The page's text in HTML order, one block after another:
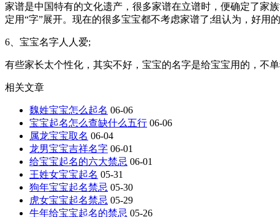
家谱是中国特有的文化遗产，很多家谱在立谱时，便确定了家
定用“字”展开。现在的很多宝宝都不考虑家谱了;组认为，好
6、宝宝名字人人爱;
有些家长太个性化，其实不好，宝宝的名字是给宝宝用的，不
相关文章
魏姓宝宝怎么起名 06-06
宝宝起名怎么查缺什么五行 06-06
属龙宝宝取名 06-04
龙男宝宝吉祥名字 06-01
给宝宝起名的六大禁忌 06-01
王姓女宝宝起名 05-31
狗年宝宝起名禁忌 05-30
虎女宝宝起名禁忌 05-29
牛年给宝宝起名的禁忌 05-26